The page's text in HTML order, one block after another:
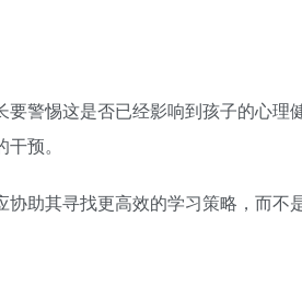
警惕这是否已经影响到孩子的心理
预。
助其寻找更高效的学习策略，而不